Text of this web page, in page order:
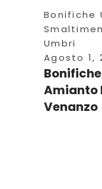
Bonifiche
Umbri
Agosto 1,
Amianto
Venanzo